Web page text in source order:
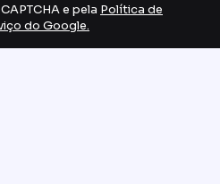
e pela Política de
do Google.